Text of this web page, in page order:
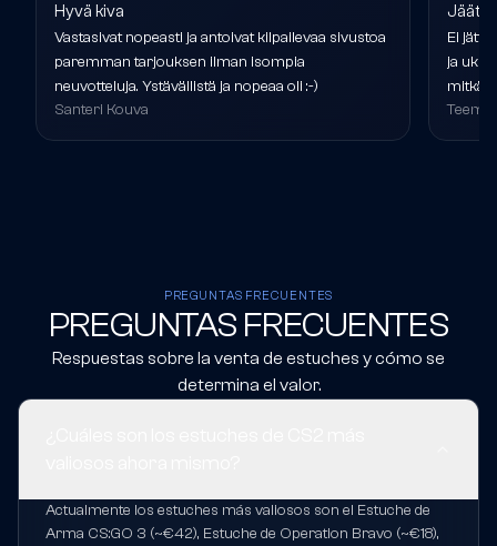
Hyvä kiva
Vastasivat nopeasti ja antoivat kilpailevaa sivustoa
paremman tarjouksen ilman isompia
neuvotteluja. Ystävällistä ja nopeaa oli :-)
Santeri Kouva
Ei
ja
mitkä
Teemu
PREGUNTAS FRECUENTES
PREGUNTAS FRECUENTES
Respuestas sobre la venta de estuches y cómo se
determina el valor.
Actualmente los estuches más valiosos son el Estuche de
Arma CS:GO 3 (~€42), Estuche de Operation Bravo (~€18),